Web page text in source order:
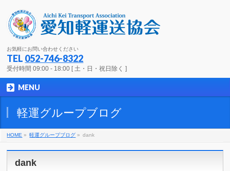
お気軽にお問い合わせください
TEL 052-746-8322
受付時間 09:00 - 18:00 [ 土・日・祝日除く ]
MENU
軽運グループブログ
HOME » 軽運グループブログ » dank
dank